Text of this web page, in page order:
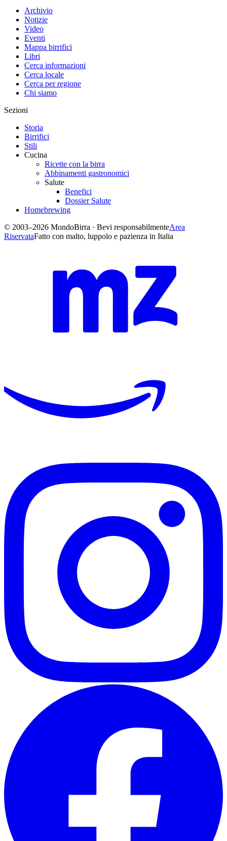
Archivio
Notizie
Video
Eventi
Mappa birrifici
Libri
Cerca informazioni
Cerca locale
Cerca per regione
Chi siamo
Sezioni
Storia
Birrifici
Stili
Cucina
Ricette con la birra
Abbinamenti gastronomici
Salute
Benefici
Dossier Salute
Homebrewing
© 2003–2026 MondoBirra · Bevi responsabilmenteArea
RiservataFatto con malto, luppolo e pazienza in Italia